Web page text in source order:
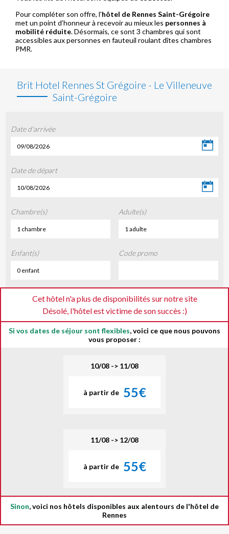
Pour compléter son offre, l'hôtel de Rennes Saint-Grégoire
met un point d’honneur à recevoir au mieux les personnes à
mobilité réduite. Désormais, ce sont 3 chambres qui sont
accessibles aux personnes en fauteuil roulant dîtes chambres
PMR.
Brit Hotel Rennes St Grégoire - Le Villeneuve
Saint-Grégoire
Date d'arrivée
09/08/2026
Date de départ
10/08/2026
Chambre(s)
1 chambre
Adulte(s)
1 adulte
Enfant(s)
0 enfant
Code promo
Cet hôtel n'a plus de disponibilités sur notre site
Désolé, l'hôtel est victime de son succès :)
Si vos dates de séjour sont flexibles, voici ce que nous pouvons
vous proposer :
10/08 -> 11/08
à partir de 55€
11/08 -> 12/08
à partir de 55€
Sinon, voici nos hôtels disponibles aux alentours de l'hôtel de
Rennes